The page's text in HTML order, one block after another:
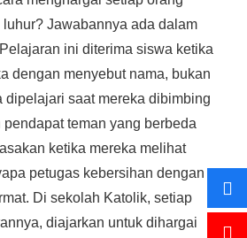
Jawabannya ada dalam
ini diterima siswa ketika
dengan menyebut nama, bukan
dipelajari saat mereka dibimbing
teman yang berbeda
ketika mereka melihat
petugas kebersihan dengan
Di sekolah Katolik, setiap
diajarkan untuk dihargai